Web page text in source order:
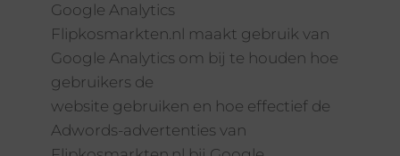
Google Analytics
Flipkosmarkten.nl maakt gebruik van
Google Analytics om bij te houden hoe
gebruikers de
website gebruiken en hoe effectief de
Adwords-advertenties van